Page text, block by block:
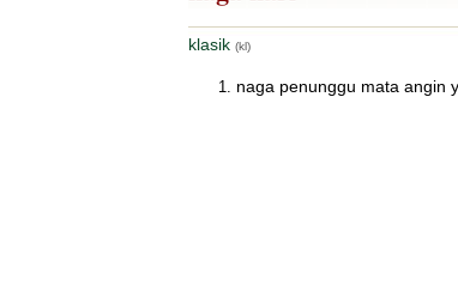
klasik (kl)
naga penunggu mata angin